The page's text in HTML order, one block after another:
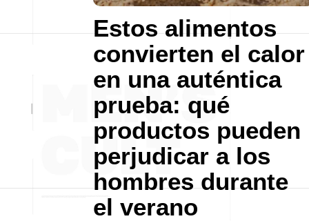
Estos alimentos
convierten el calor
en una auténtica
prueba: qué
productos pueden
perjudicar a los
hombres durante
el verano